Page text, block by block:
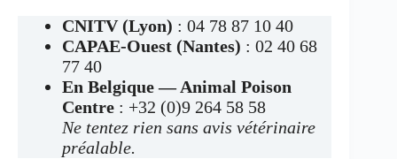
CNITV (Lyon) : 04 78 87 10 40
CAPAE-Ouest (Nantes) : 02 40 68
77 40
En Belgique — Animal Poison
Centre : +32 (0)9 264 58 58
Ne tentez rien sans avis vétérinaire
préalable.